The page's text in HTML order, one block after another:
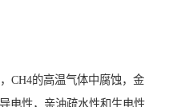
CH4的高温气体中腐蚀，金
电性，亲油疏水性和生电性